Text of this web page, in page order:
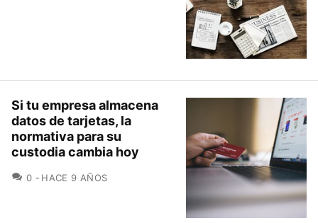
Si tu empresa almacena
datos de tarjetas, la
normativa para su
custodia cambia hoy
0 COMENTARIOS
HACE 9 AÑOS